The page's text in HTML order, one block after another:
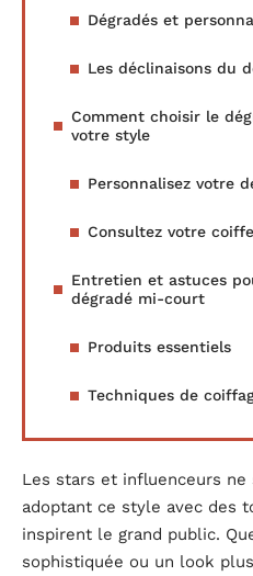
Dégradés et
Les déclinaisons du
Comment choisir le
votre style
Personnalisez votre
Consultez votre
Entretien et astuces
dégradé mi-court
Produits essentiels
Techniques de
Les stars et influenceurs ne
adoptant ce style avec des
inspirent le grand public.
sophistiquée ou un look